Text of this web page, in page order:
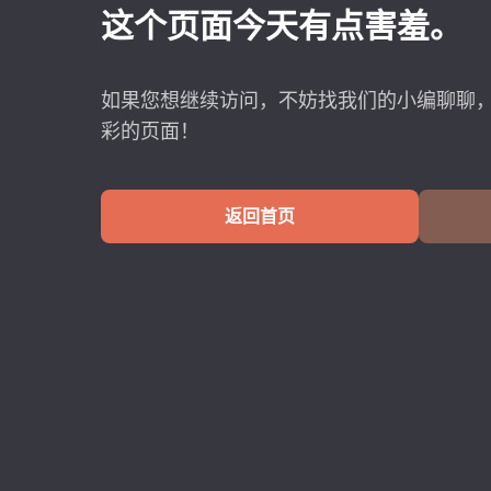
这个页面今天有点害羞。
如果您想继续访问，不妨找我们的小编聊聊
彩的页面！
返回首页